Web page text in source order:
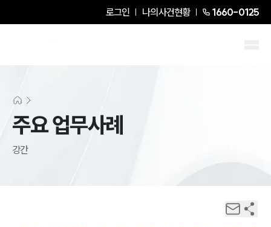
로그인 나의사건현황 1660-0125
주요 업무사례
강간